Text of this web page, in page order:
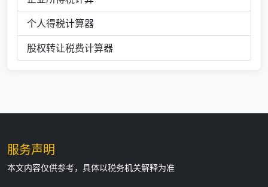
个人得税计算器
股权转让税费计算器
服务声明
本文内容仅供参考，具体以税务机关解释为准